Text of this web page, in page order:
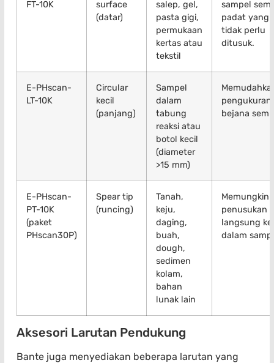
FT-10K
surface
(datar)
salep, gel,
pasta gigi,
permukaan
kertas atau
tekstil
sampel
padat yang
tidak perlu
ditusuk.
E-PHscan-
LT-10K
Circular
kecil
(panjang)
Sampel
dalam
tabung
reaksi atau
botol kecil
(diameter
>15 mm)
pengukuran
bejana
E-PHscan-
PT-10K
(paket
PHscan30P)
Spear tip
(runcing)
Tanah,
keju,
daging,
buah,
dough,
sedimen
kolam,
bahan
lunak lain
penusukan
langsung ke
dalam
Aksesori Larutan Pendukung
Bante juga menyediakan beberapa larutan yang